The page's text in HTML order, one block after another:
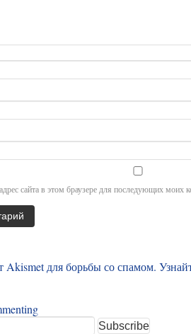
сайта в этом браузере для последующих моих
Akismet для борьбы со спамом.